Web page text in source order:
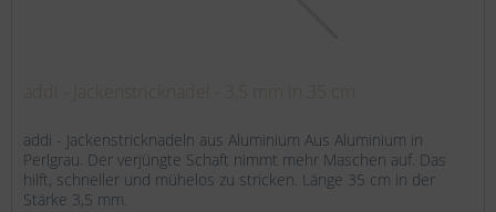
addi - Jackenstricknadeln aus Aluminium Aus Aluminium in
Perlgrau. Der verjüngte Schaft nimmt mehr Maschen auf. Das
hilft, schneller und mühelos zu stricken. Länge 35 cm in der
Stärke 3,5 mm.